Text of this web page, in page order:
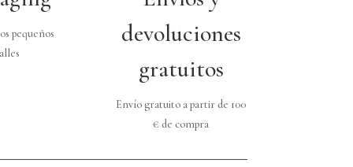
pequeños
devoluciones
gratuitos
Envío gratuito a partir de 100
€ de compra